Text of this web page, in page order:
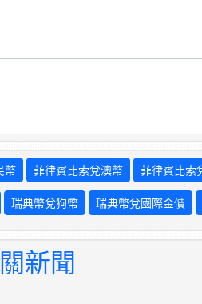
幣 菲律賓比索兌澳幣 菲律賓比索
瑞典幣兌狗幣 瑞典幣兌國際金價
新聞